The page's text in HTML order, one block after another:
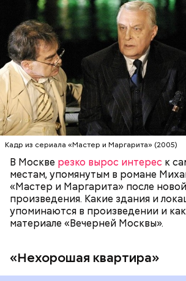
Кадр из сериала «Мастер и Маргарита» (2005)
В Москве резко вырос интерес к
местам, упомянутым в романе
«Мастер и Маргарита» после
произведения. Какие здания и
упоминаются в произведении и
материале «Вечерней Москвы».
«Нехорошая квартира»
Одно из культовых мест романа
и Маргарита» — это «нехорошая
№ 50 302-Бис. Именно в ней
сил тьмы Воланд. Настоящая
квартира» находится на улице
дом 10. В маленькой комнате в
работал Михаил Булгаков три года
1924-й. Он называл ее «гнусной
доме», потому что в доме
перебои с электричеством,
стенкой ругались соседи. Именно
стала прототипом «нехорошей
МОСКВА ПИСАТЕЛИ МИХАИЛ